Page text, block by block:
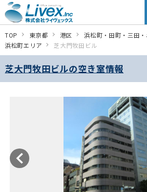
TOP 東京都 港区
浜松町・田町・三田
浜松町エリア
芝大門牧田ビル
芝大門牧田ビルの空き室情報